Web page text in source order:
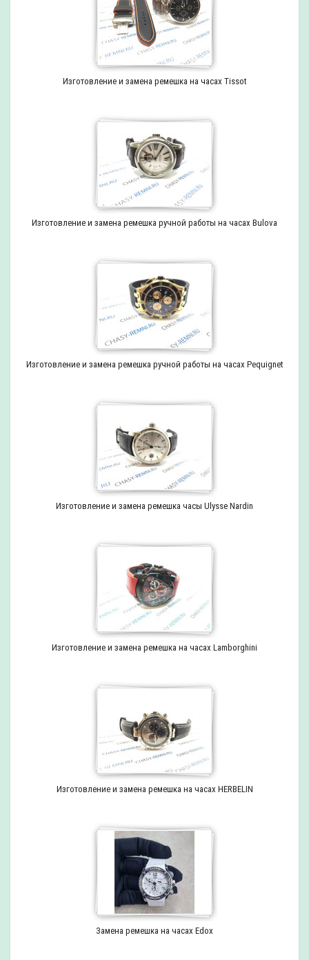
Изготовление и замена ремешка на часах Tissot
Изготовление и замена ремешка ручной работы на часах Bulova
Изготовление и замена ремешка ручной работы на часах Pequignet
Изготовление и замена ремешка часы Ulysse Nardin
Изготовление и замена ремешка на часах Lamborghini
Изготовление и замена ремешка на часах HERBELIN
Замена ремешка на часах Edox